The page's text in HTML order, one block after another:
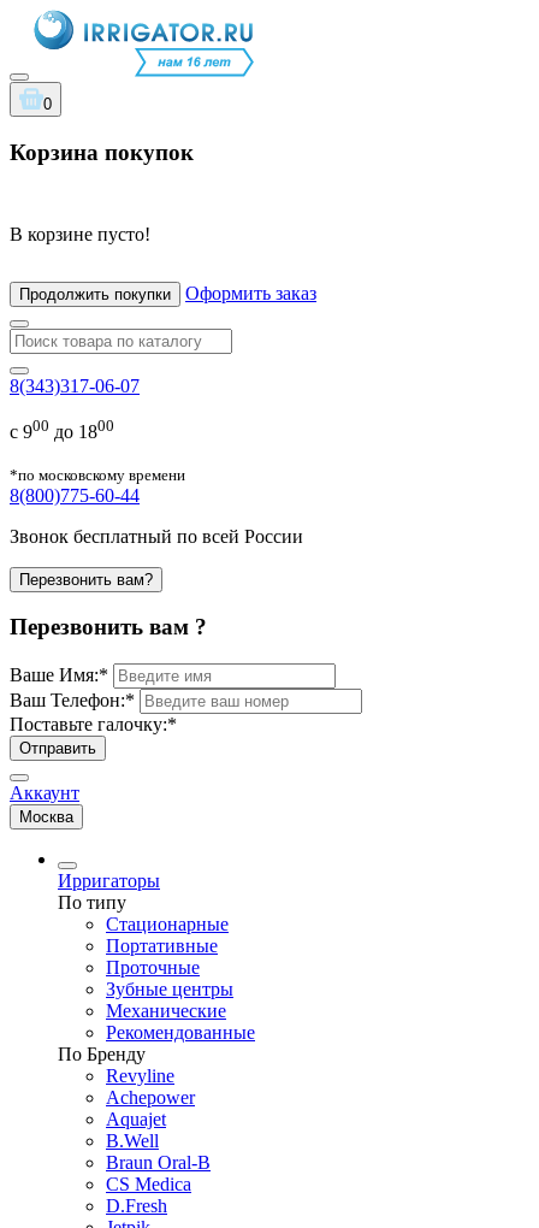
0
Корзина покупок
В корзине пусто!
Продолжить покупки Оформить заказ
8(343)317-06-07
с 900 до 1800
*по московскому времени
8(800)775-60-44
Звонок бесплатный по всей России
Перезвонить вам?
Перезвонить вам ?
Ваше Имя:*
Ваш Телефон:*
Поставьте галочку:*
Отправить
Аккаунт
Москва
Ирригаторы
По типу
Стационарные
Портативные
Проточные
Зубные центры
Механические
Рекомендованные
По Бренду
Revyline
Achepower
Aquajet
B.Well
Braun Oral-B
CS Medica
D.Fresh